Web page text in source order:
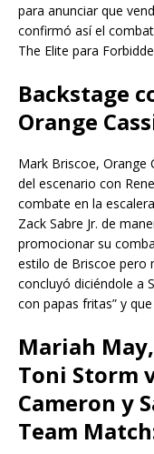
para anunciar que
confirmó así el
The Elite para
Backstage
Orange
Mark Briscoe, Orange
del escenario con
combate en la
Zack Sabre Jr. de
promocionar su
estilo de Briscoe pero
concluyó diciéndole a
con papas fritas” y
Mariah
Toni Storm
Cameron y
Team